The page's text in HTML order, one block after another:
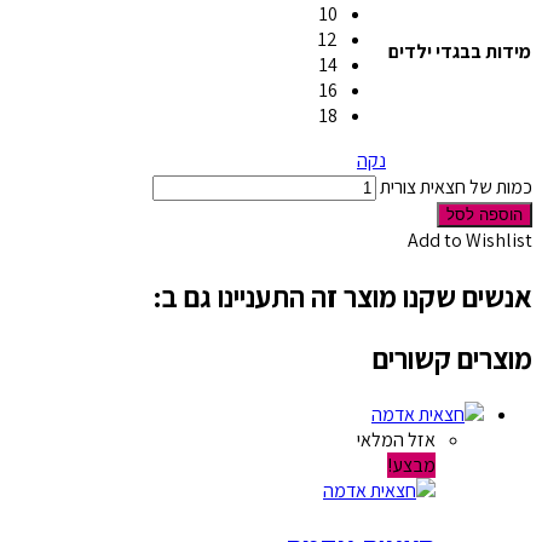
מידות בבגדי ילדים
10
12
14
16
18
נקה
כמות של חצאית צורית
הוספה לסל
Add to Wishlist
אנשים שקנו מוצר זה התעניינו גם ב:
מוצרים קשורים
אזל המלאי
מבצע!